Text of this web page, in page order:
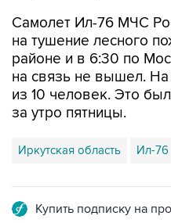
Самолет Ил-76 МЧС
на тушение лесного
районе и в 6:30 по
на связь не вышел. На
из 10 человек. Это
за утро пятницы.
Иркутская область Ил-76
Купить подписку на